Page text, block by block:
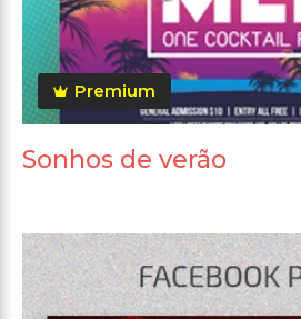
Premium
Sonhos de verão